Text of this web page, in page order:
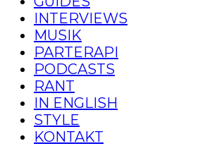
INTERVIEWS
MUSIK
PARTERAPI
PODCASTS
RANT
IN ENGLISH
STYLE
KONTAKT